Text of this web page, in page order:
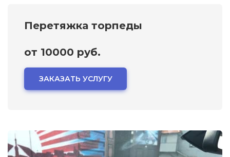
Перетяжка торпеды
от 10000 руб.
ЗАКАЗАТЬ УСЛУГУ